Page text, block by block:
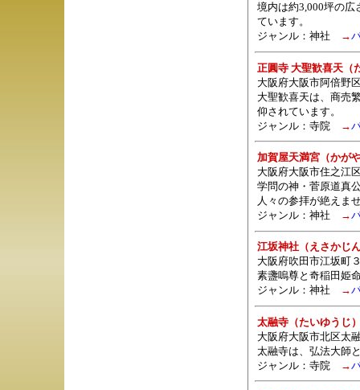
境内は約3,000坪の
ています。
ジャンル： 神社 →
正圓寺 大聖歓喜天（
大阪府大阪市阿倍野
大聖歓喜天は、商売
仰されています。
ジャンル： 寺院→
加賀屋天満宮（かが
大阪府大阪市住之江
学問の神・菅原道真
人々の参拝が絶えま
ジャンル： 神社 →
江坂神社（えさかじ
大阪府吹田市江坂町
素盞嗚尊と奇稲田姫
ジャンル： 神社 →
太融寺（たいゆうじ
大阪府大阪市北区太
太融寺は、弘法大師
ジャンル： 寺院→